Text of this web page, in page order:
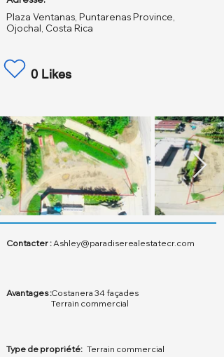
Plaza Ventanas, Puntarenas Province,
Ojochal, Costa Rica
0 Likes
Contacter :Ashley@paradiserealestatecr.com
Avantages :Costanera 34 façades
Terrain commercial
Type de propriété: Terrain commercial